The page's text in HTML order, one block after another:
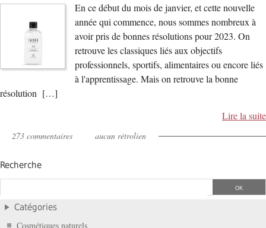
En ce début du mois de janvier, et cette nouvelle
année qui commence, nous sommes nombreux à
avoir pris de bonnes résolutions pour 2023. On
retrouve les classiques liés aux objectifs
professionnels, sportifs, alimentaires ou encore liés
à l'apprentissage. Mais on retrouve la bonne
résolution […]
Lire la suite
273 commentaires aucun rétrolien
Recherche
Catégories
Cosmétiques naturels